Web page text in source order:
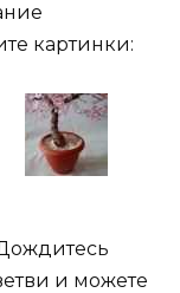
картинки:
и можете